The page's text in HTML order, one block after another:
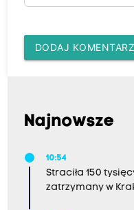
DODAJ KOMENTARZ
Najnowsze
10:54
Straciła 150
zatrzymany w